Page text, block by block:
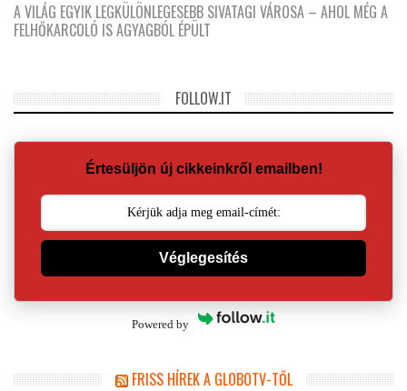
A VILÁG EGYIK LEGKÜLÖNLEGESEBB SIVATAGI VÁROSA – AHOL MÉG A
FELHŐKARCOLÓ IS AGYAGBÓL ÉPÜLT
FOLLOW.IT
Értesüljön új cikkeinkről emailben!
Véglegesítés
Powered by
FRISS HÍREK A GLOBOTV-TŐL